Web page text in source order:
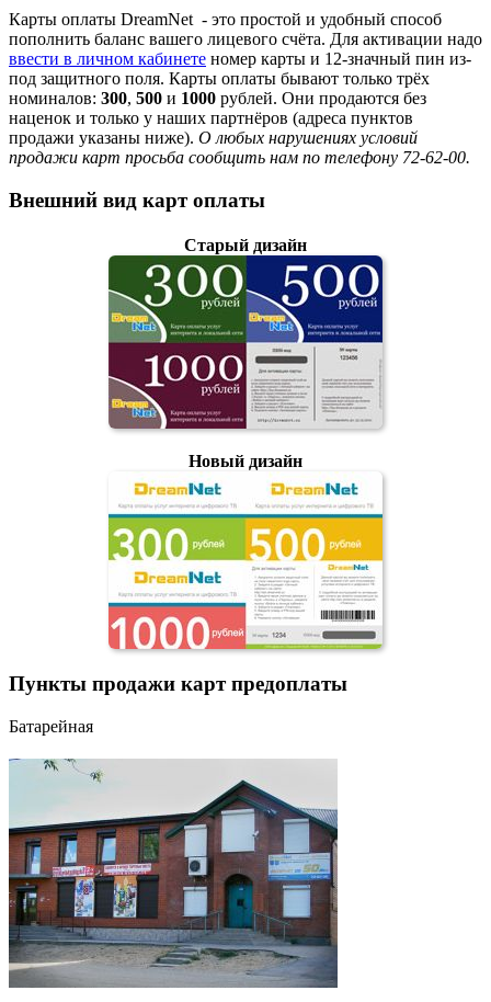
Карты оплаты DreamNet - это простой и удобный способ
пополнить баланс вашего лицевого счёта. Для активации надо
ввести в личном кабинете номер карты и 12-значный пин из-
под защитного поля. Карты оплаты бывают только трёх
номиналов: 300, 500 и 1000 рублей. Они продаются без
наценок и только у наших партнёров (адреса пунктов
продажи указаны ниже). О любых нарушениях условий
продажи карт просьба сообщить нам по телефону 72-62-00.
Внешний вид карт оплаты
Старый дизайн
Новый дизайн
Пункты продажи карт предоплаты
Батарейная